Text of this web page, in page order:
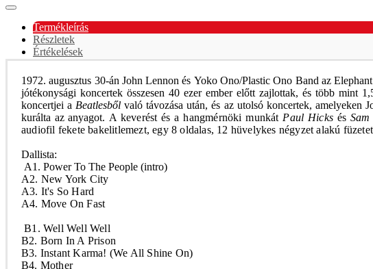
Termékleírás
Részletek
Értékelések
1972. augusztus 30-án John Lennon és Yoko Ono/Plastic Ono Band az
jótékonysági koncertek összesen 40 ezer ember előtt zajlottak, és több mint
koncertjei a Beatlesből való távozása után, és az utolsó koncertek, amelyeken
kurálta az anyagot. A keverést és a hangmérnöki munkát Paul Hicks és
audiofil fekete bakelitlemezt, egy 8 oldalas, 12 hüvelykes négyzet alakú
Dallista:
A1. Power To The People (intro)
A2. New York City
A3. It's So Hard
A4. Move On Fast
B1. Well Well Well
B2. Born In A Prison
B3. Instant Karma! (We All Shine On)
B4. Mother